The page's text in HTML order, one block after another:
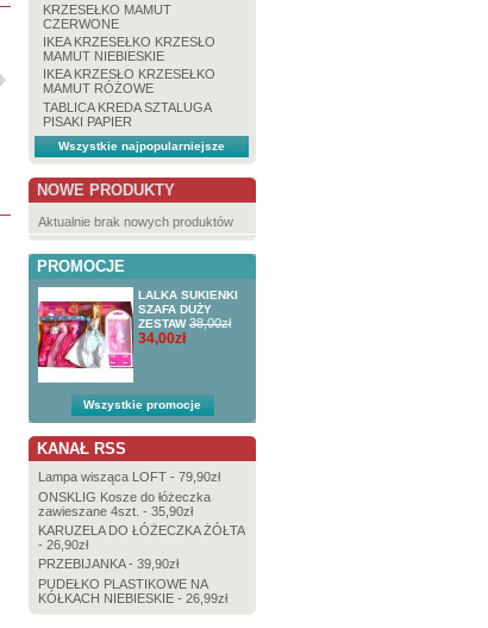
IKEA LACK... IKEA LACK...
KRZESEŁKO MAMUT
CZERWONE
IKEA KRZESEŁKO KRZESŁO
MAMUT NIEBIESKIE
IKEA KRZESŁO KRZESEŁKO
MAMUT RÓŻOWE
TABLICA KREDA SZTALUGA
PISAKI PAPIER
Wszystkie najpopularniejsze
NOWE PRODUKTY
Aktualnie brak nowych produktów
PROMOCJE
LALKA SUKIENKI
SZAFA DUŻY
ZESTAW 38,00zł
34,00zł
Wszystkie promocje
KANAŁ RSS
Lampa wisząca LOFT - 79,90zł
ONSKLIG Kosze do łóżeczka
zawieszane 4szt. - 35,90zł
KARUZELA DO ŁÓŻECZKA ŻÓŁTA
- 26,90zł
PRZEBIJANKA - 39,90zł
PUDEŁKO PLASTIKOWE NA
KÓŁKACH NIEBIESKIE - 26,99zł